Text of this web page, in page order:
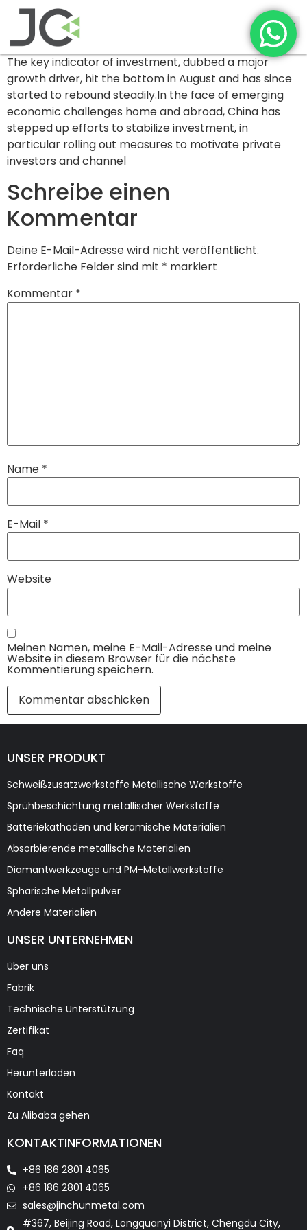
The key indicator of investment, dubbed a major
growth driver, hit the bottom in August and has since
started to rebound steadily.In the face of emerging
economic challenges home and abroad, China has
stepped up efforts to stabilize investment, in
particular rolling out measures to motivate private
investors and channel
Schreibe einen
Kommentar
Deine E-Mail-Adresse wird nicht veröffentlicht.
Erforderliche Felder sind mit * markiert
Kommentar *
Name *
E-Mail *
Website
Meinen Namen, meine E-Mail-Adresse und meine
Website in diesem Browser für die nächste
Kommentierung speichern.
UNSER PRODUKT
Schweißzusatzwerkstoffe Metallische Werkstoffe
Sprühbeschichtung metallischer Werkstoffe
Batteriekathoden und keramische Materialien
Absorbierende metallische Materialien
Diamantwerkzeuge und PM-Metallwerkstoffe
Sphärische Metallpulver
Andere Materialien
UNSER UNTERNEHMEN
Über uns
Fabrik
Technische Unterstützung
Zertifikat
Faq
Herunterladen
Kontakt
Zu Alibaba gehen
KONTAKTINFORMATIONEN
+86 186 2801 4065
+86 186 2801 4065
sales@jinchunmetal.com
#367, Beijing Road, Longquanyi District, Chengdu City,